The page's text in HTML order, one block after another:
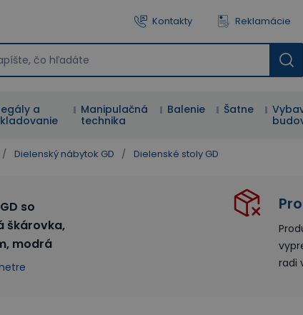
Kontakty Reklamácie
a
Manipulačná
technika
Balenie Šatne
/ Dielenský nábytok GD / Dielenské stoly GD
so
škárovka,
modrá
radi